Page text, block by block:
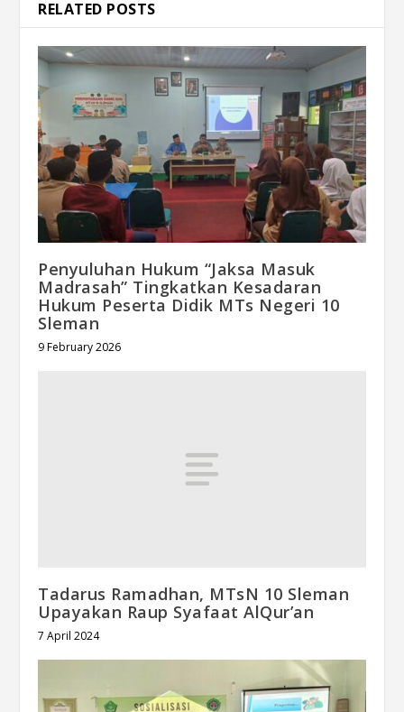
RELATED POSTS
Penyuluhan Hukum “Jaksa Masuk
Madrasah” Tingkatkan Kesadaran
Hukum Peserta Didik MTs Negeri 10
Sleman
9 February 2026
Tadarus Ramadhan, MTsN 10 Sleman
Upayakan Raup Syafaat AlQur’an
7 April 2024